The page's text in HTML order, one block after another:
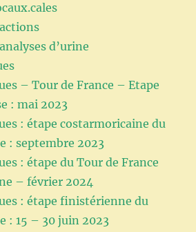
d’urine
– Tour de France – Etape
: mai 2023
: étape costarmoricaine du
: septembre 2023
: étape du Tour de France
– février 2024
: étape finistérienne du
: 15 – 30 juin 2023